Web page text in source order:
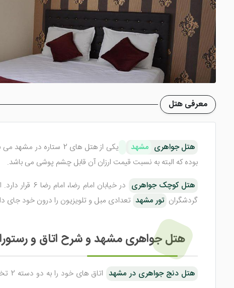
معرفی هتل
هتل جواهری مشهد یکی از هتل های 2 ستاره در مشهد می باشد؛ که در سال 1358 ساخته شده و به بهره برداری رسیده است. این
بوده که البته به نسبت قیمت ارزان آن قابل چشم پوشی می باشد.
هتل کوچک جواهری
گردشگران تور مشهد تعدادی مبل و تلویزیون را درون خود جای
هتل جواهری مشهد و شرح اتاق و
هتل دنج جواهری در مشهد